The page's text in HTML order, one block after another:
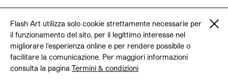
Flash Art utilizza solo cookie strettamente necessarie per
il funzionamento del sito, per il legittimo interesse nel
migliorare l'esperienza online e per rendere possibile o
facilitare la comunicazione. Per maggiori informazioni
consulta la pagina Termini & condizioni